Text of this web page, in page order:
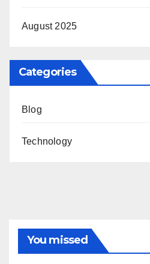
August 2025
Categories
Blog
Technology
You missed